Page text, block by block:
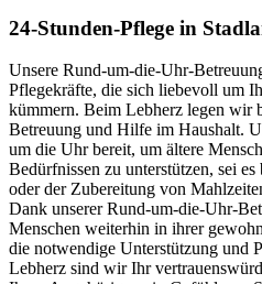
24-Stunden-Pflege in
Unsere Rund-um-die-Uhr-
Pflegekräfte, die sich liebevoll um
kümmern. Beim Lebherz legen wir
Betreuung und Hilfe im Haushalt.
um die Uhr bereit, um ältere
Bedürfnissen zu unterstützen, sei
oder der Zubereitung von
Dank unserer Rund-um-die-Uhr-
Menschen weiterhin in ihrer
die notwendige Unterstützung und
Lebherz sind wir Ihr